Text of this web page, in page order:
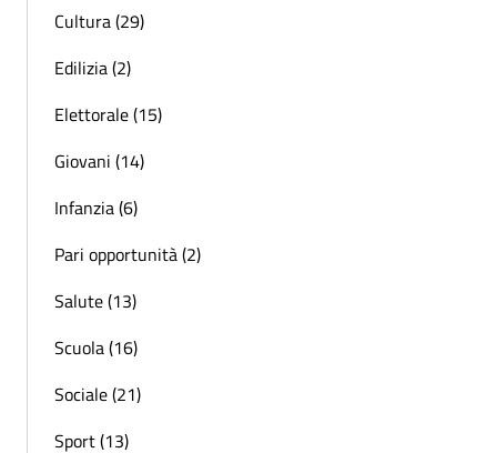
Cultura (29)
Edilizia (2)
Elettorale (15)
Giovani (14)
Infanzia (6)
Pari opportunità (2)
Salute (13)
Scuola (16)
Sociale (21)
Sport (13)